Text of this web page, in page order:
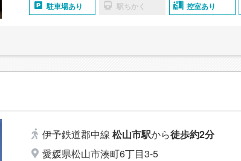
駐車場あり 駅ちかく 控室あり
伊予鉄道郡中線 松山市駅から徒歩約2分
愛媛県松山市湊町6丁目3-5